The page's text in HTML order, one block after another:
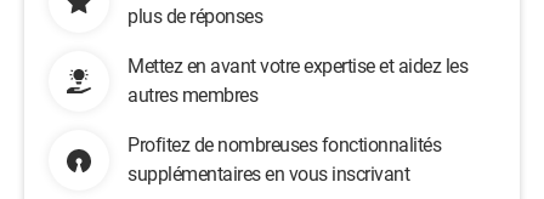
plus de réponses
Mettez en avant votre expertise et aidez les
autres membres
Profitez de nombreuses fonctionnalités
supplémentaires en vous inscrivant